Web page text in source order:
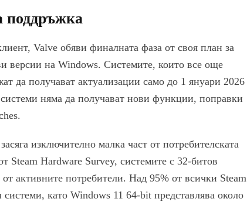
поддръжка
Valve обяви финалната фаза от своя план за
версии на Windows. Системите, които все още
да получават актуализации само до 1 януари 2026
няма да получават нови функции, поправки
изключително малка част от потребителската
Steam Hardware Survey, системите с 32-битов
активните потребители. Над 95% от всички Steam
като Windows 11 64-bit представлява около